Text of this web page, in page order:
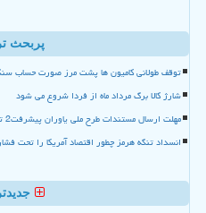
پربحث
توقف طولانی کامیون ها پشت مرز صورت حساب
شارژ کالا برگ مرداد ماه از فردا شروع می شود
مهلت ارسال مستندات طرح ملی یاوران پیشرفت2 تا 20 مرداد تمدید گردید
انسداد تنگه هرمز چطور اقتصاد آمریکا را تحت